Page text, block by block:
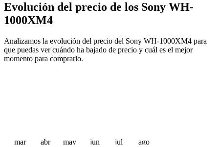
Evolución del precio de los Sony WH-
1000XM4
Analizamos la evolución del precio del Sony WH-1000XM4 para
que puedas ver cuándo ha bajado de precio y cuál es el mejor
momento para comprarlo.
mar abr may jun jul ago